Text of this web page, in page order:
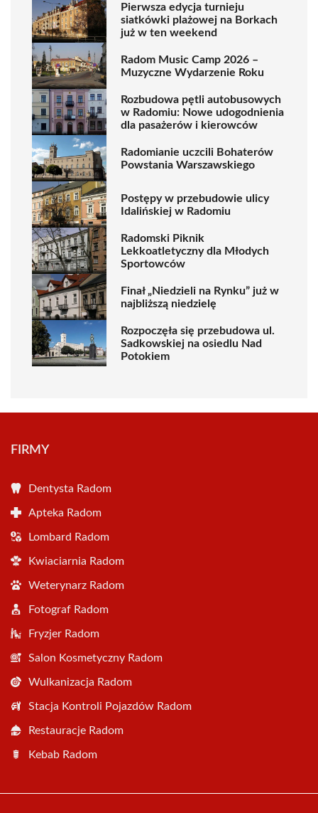
Pierwsza edycja turnieju
siatkówki plażowej na Borkach
już w ten weekend
Radom Music Camp 2026 –
Muzyczne Wydarzenie Roku
Rozbudowa pętli autobusowych
w Radomiu: Nowe udogodnienia
dla pasażerów i kierowców
Radomianie uczcili Bohaterów
Powstania Warszawskiego
Postępy w przebudowie ulicy
Idalińskiej w Radomiu
Radomski Piknik
Lekkoatletyczny dla Młodych
Sportowców
Finał „Niedzieli na Rynku” już w
najbliższą niedzielę
Rozpoczęła się przebudowa ul.
Sadkowskiej na osiedlu Nad
Potokiem
FIRMY
Dentysta Radom
Apteka Radom
Lombard Radom
Kwiaciarnia Radom
Weterynarz Radom
Fotograf Radom
Fryzjer Radom
Salon Kosmetyczny Radom
Wulkanizacja Radom
Stacja Kontroli Pojazdów Radom
Restauracje Radom
Kebab Radom